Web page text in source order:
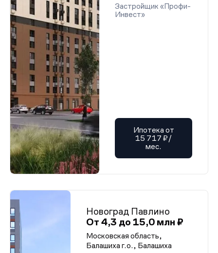
Застройщик «Профи-
Инвест»
Ипотека от
15 717 ₽/
мес.
Новоград Павлино
От 4,3 до 15,0 млн ₽
Московская область,
Балашиха г.о., Балашиха